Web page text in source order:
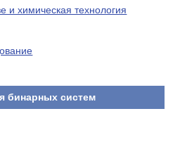
и химическая технология
бинарных систем